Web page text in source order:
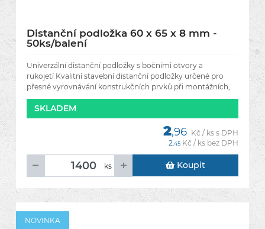
Distanční podložka 60 x 65 x 8 mm -
50ks/balení
Univerzální distanční podložky s bočními otvory a
rukojetí Kvalitní stavební distanční podložky určené pro
přesné vyrovnávání konstrukčních prvků při montážních,
SKLADEM
2,96 Kč / ks s DPH
2,45 Kč / ks bez DPH
ks Koupit
NOVINKA